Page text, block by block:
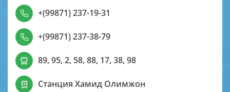
+(99871) 237-19-31
+(99871) 237-38-79
89, 95, 2, 58, 88, 17, 38, 98
Станция Хамид Олимжон